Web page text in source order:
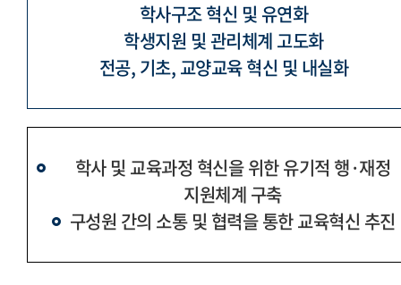
학사구조 혁신 및 유연화
학생지원 및 관리체계 고도화
전공, 기초, 교양교육 혁신 및 내실화
학사 및 교육과정 혁신을 위한 유기적 행·재정
지원체계 구축
구성원 간의 소통 및 협력을 통한 교육혁신 추진